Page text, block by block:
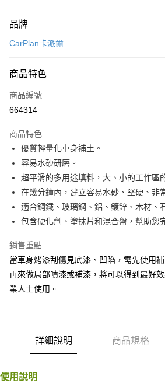
信用卡一次付款
3 期 0 利率 每期
合作金庫商業銀行
上海商業儲蓄銀行
臺灣中小企業銀行
匯豐（台灣）商業銀行
聯邦商業銀行
元大商業銀行
永豐商
玉山商業銀行
星展（
台灣樂天信用卡公司
超商取貨付款
LINE Pay
Apple Pay
街口支付
悠遊付
Google Pay
AFTEE先享後付
【關於「AFTEE先享後付」】
AFTEE先享後付是「在收到商品之後才付款」的
便利好安心！
２．便利：只要手機號碼，簡訊認證，即可結帳。
１．於結帳方式選擇「AFTEE先享後付」後，將
結帳頁面，進行簡訊認證並確認金額後，即可完
２．訂單成立數日內，您將收到繳費通知簡訊。
ATM／網路銀行／等多元方式進行付款，方視為
ATM付款
運送方式
付款後全家取貨
離島取貨加價40元
品牌
CarPlan卡派爾
商品特色
商品編號
664314
商品特色
優質輕量化車身補土。
容易水砂研磨。
超平滑的多用途填料，大、小的工作區
在幾分鐘內，建立容易水砂、堅硬、非
適合鋼鐵、玻璃鋼、鋁、鍍鋅、木材、
包含硬化劑、塗抹片和混合盤，幫助您
銷售重點
當車身烤漆刮傷見底漆、凹陷，需先使用
再來做局部噴漆或補漆，將可以得到最好
業人士使用。
詳細說明 商品規格
使用說明